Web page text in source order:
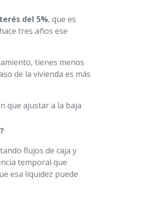
del 5%, que es
tres años ese
tienes menos
de la vivienda es más
que ajustar a la baja
flujos de caja y
temporal que
esa liquidez puede